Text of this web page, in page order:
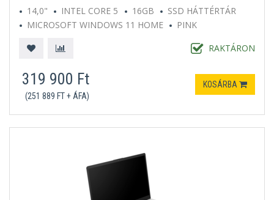
14,0"
INTEL CORE 5 16GB
SSD HÁTTÉRTÁR
MICROSOFT WINDOWS 11 HOME
PINK
RAKTÁRON
319 900 Ft
(251 889 FT + ÁFA)
KOSÁRBA